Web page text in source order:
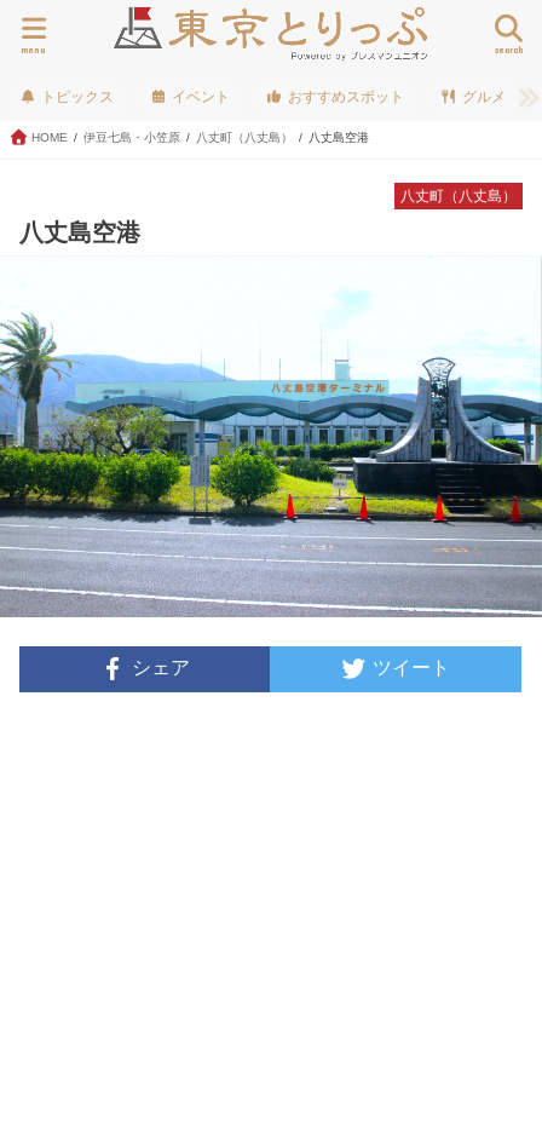
search
menu
トピックス イベント おすすめスポット グルメ
HOME 伊豆七島・小笠原 八丈町（八丈島） 八丈島空港
八丈町（八丈島）
八丈島空港
シェア ツイート